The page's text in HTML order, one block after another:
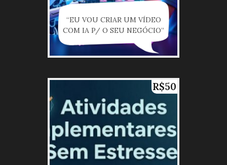
“EU VOU CRIAR UM VÍDEO
COM IA P/ O SEU NEGÓCIO”
R$50